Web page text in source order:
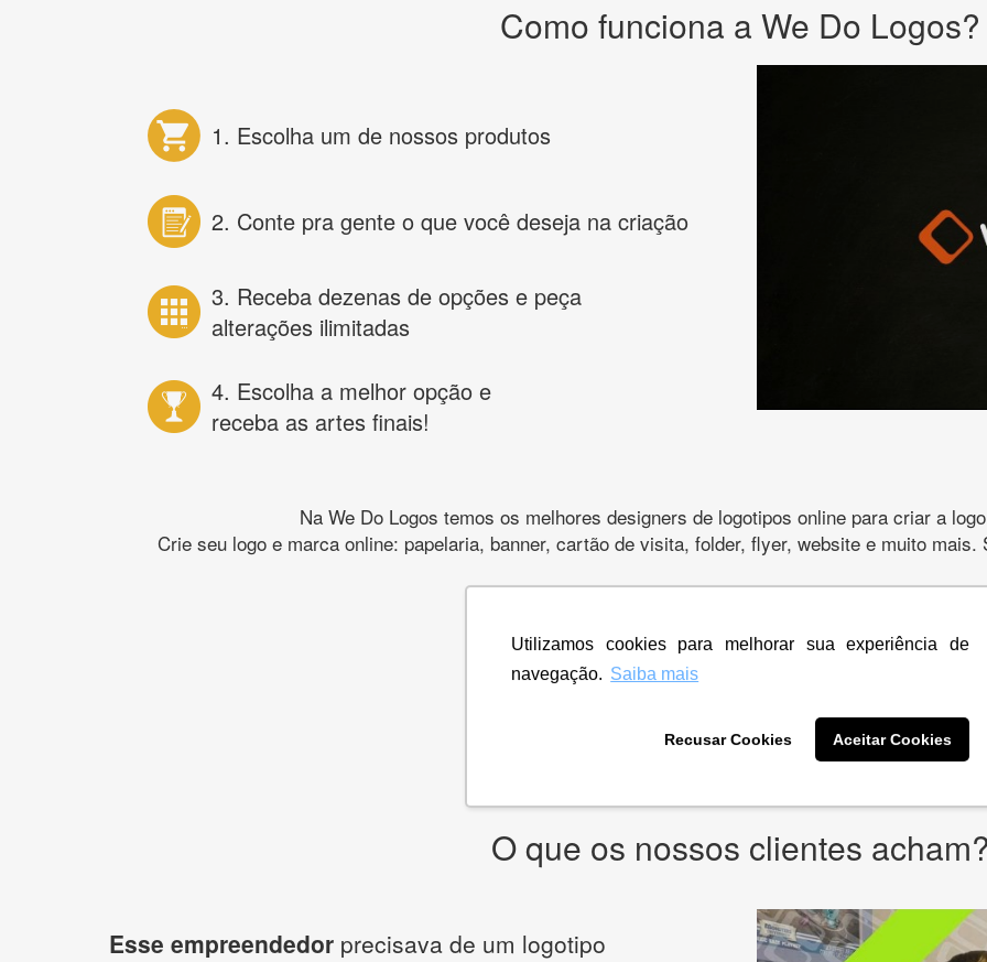
Utilizamos cookies para melhorar sua experiência de
navegação. Saiba mais
Recusar Cookies Aceitar Cookies
Como funciona a We Do Logos?
1. Escolha um de nossos produtos
2. Conte pra gente o que você deseja na criação
3. Receba dezenas de opções e peça
alterações ilimitadas
4. Escolha a melhor opção e
receba as artes finais!
Na We Do Logos temos os melhores designers de logotipos online para criar a
Crie seu logo e marca online: papelaria, banner, cartão de visita, folder, flyer, website e muito
CRIE SUA MARCA
* Prometemos não compartilhar e utilizar seus dados para enviar
qualquer tipo de SPAM. Confira asPolíticas de Privacidade.
O que os nossos clientes
Esse empreendedor precisava de um logotipo